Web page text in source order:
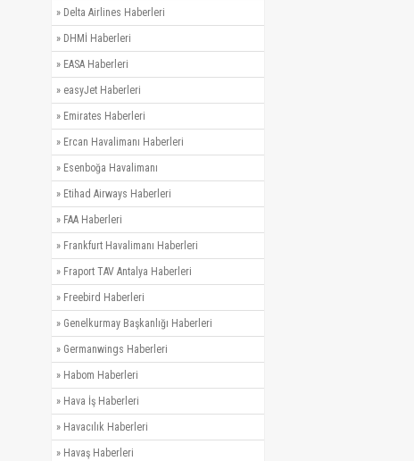
» Delta Airlines Haberleri
» DHMİ Haberleri
» EASA Haberleri
» easyJet Haberleri
» Emirates Haberleri
» Ercan Havalimanı Haberleri
» Esenboğa Havalimanı
» Etihad Airways Haberleri
» FAA Haberleri
» Frankfurt Havalimanı Haberleri
» Fraport TAV Antalya Haberleri
» Freebird Haberleri
» Genelkurmay Başkanlığı Haberleri
» Germanwings Haberleri
» Habom Haberleri
» Hava İş Haberleri
» Havacılık Haberleri
» Havaş Haberleri